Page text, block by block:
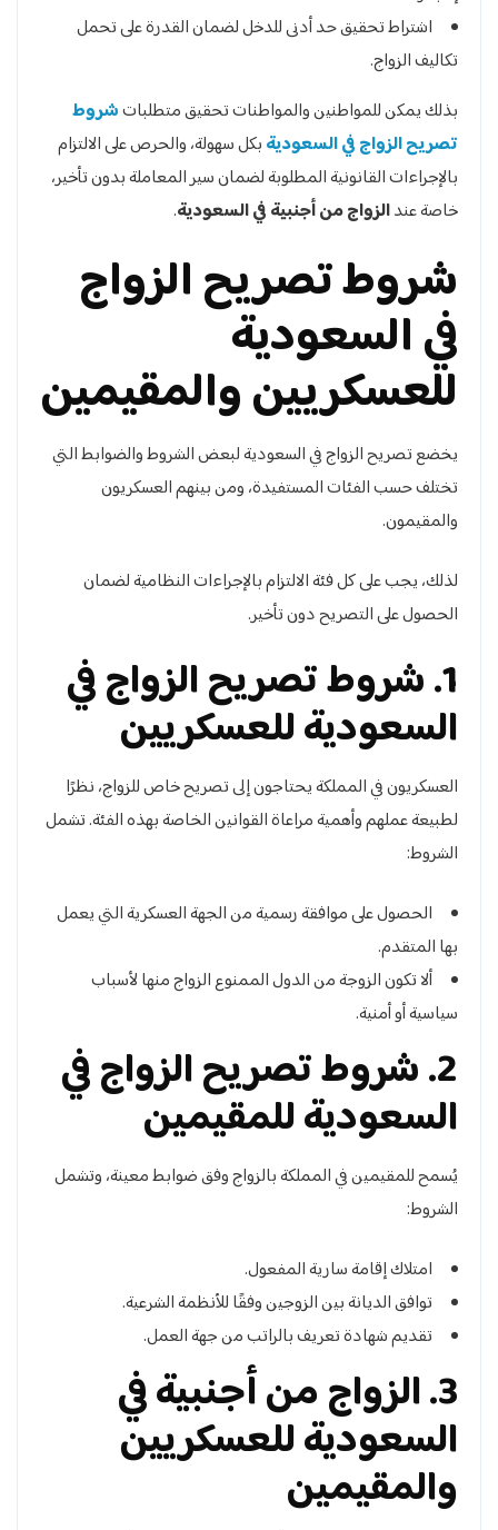
اشتراط تحقيق حد أدنى للدخل لضمان القدرة على تحمل
تكاليف الزواج.
بذلك يمكن للمواطنين والمواطنات تحقيق متطلباتشروط
تصريح الزواج في السعوديةبكل سهولة، والحرص على الالتزام
بالإجراءات القانونية المطلوبة لضمان سير المعاملة بدون تأخير،
خاصة عندالزواج من أجنبية في السعودية.
شروط تصريح الزواج
في السعودية
للعسكريين والمقيمين
يخضع تصريح الزواج في السعودية لبعض الشروط والضوابط التي
تختلف حسب الفئات المستفيدة، ومن بينهم العسكريون
والمقيمون.
لذلك، يجب على كل فئة الالتزام بالإجراءات النظامية لضمان
الحصول على التصريح دون تأخير.
1. شروط تصريح الزواج في
السعودية للعسكريين
العسكريون في المملكة يحتاجون إلى تصريح خاص للزواج، نظرًا
لطبيعة عملهم وأهمية مراعاة القوانين الخاصة بهذه الفئة. تشمل
الشروط:
الحصول على موافقة رسمية من الجهة العسكرية التي يعمل
بها المتقدم.
ألا تكون الزوجة من الدول الممنوع الزواج منها لأسباب
سياسية أو أمنية.
2. شروط تصريح الزواج في
السعودية للمقيمين
يُسمح للمقيمين في المملكة بالزواج وفق ضوابط معينة، وتشمل
الشروط:
امتلاك إقامة سارية المفعول.
توافق الديانة بين الزوجين وفقًا للأنظمة الشرعية.
تقديم شهادة تعريف بالراتب من جهة العمل.
3. الزواج من أجنبية في
السعودية للعسكريين
والمقيمين